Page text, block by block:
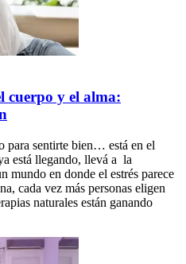
cuerpo y el alma:
para sentirte bien… está en el
está llegando, llevá a la
mundo en donde el estrés parece
cada vez más personas eligen
naturales están ganando